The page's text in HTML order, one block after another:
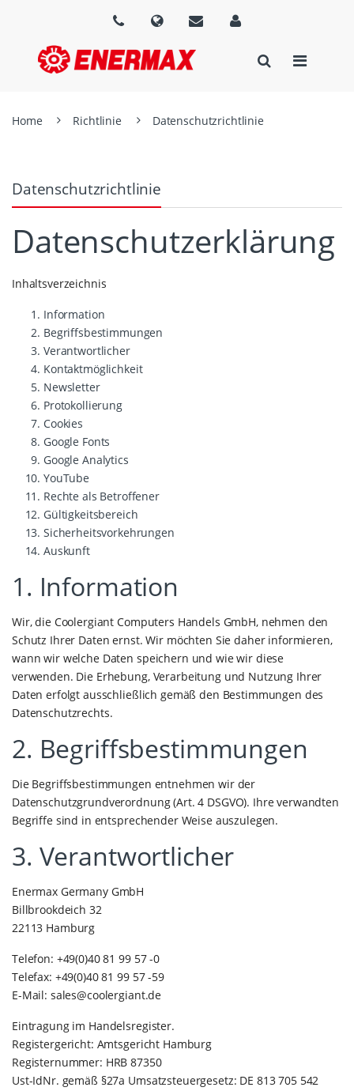
Home Richtlinie Datenschutzrichtlinie
Datenschutzrichtlinie
Datenschutzerklärung
Inhaltsverzeichnis
Information
Begriffsbestimmungen
Verantwortlicher
Kontaktmöglichkeit
Newsletter
Protokollierung
Cookies
Google Fonts
Google Analytics
YouTube
Rechte als Betroffener
Gültigkeitsbereich
Sicherheitsvorkehrungen
Auskunft
1. Information
Wir, die Coolergiant Computers Handels GmbH, nehmen den
Schutz Ihrer Daten ernst. Wir möchten Sie daher informieren,
wann wir welche Daten speichern und wie wir diese
verwenden. Die Erhebung, Verarbeitung und Nutzung Ihrer
Daten erfolgt ausschließlich gemäß den Bestimmungen des
Datenschutzrechts.
2. Begriffsbestimmungen
Die Begriffsbestimmungen entnehmen wir der
Datenschutzgrundverordnung (Art. 4 DSGVO). Ihre verwandten
Begriffe sind in entsprechender Weise auszulegen.
3. Verantwortlicher
Enermax Germany GmbH
Billbrookdeich 32
22113 Hamburg
Telefon: +49(0)40 81 99 57 -0
Telefax: +49(0)40 81 99 57 -59
E-Mail: sales@coolergiant.de
Eintragung im Handelsregister.
Registergericht: Amtsgericht Hamburg
Registernummer: HRB 87350
Ust-IdNr. gemäß §27a Umsatzsteuergesetz: DE 813 705 542